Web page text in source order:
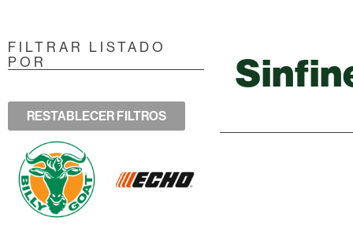
FILTRAR LISTADO
POR
RESTABLECER FILTROS